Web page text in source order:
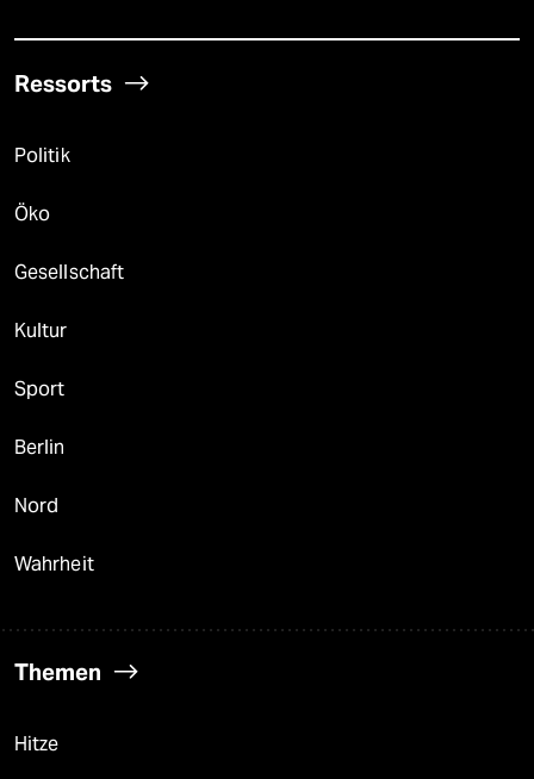
Ressorts
Politik
Öko
Gesellschaft
Kultur
Sport
Berlin
Nord
Wahrheit
Themen
Hitze